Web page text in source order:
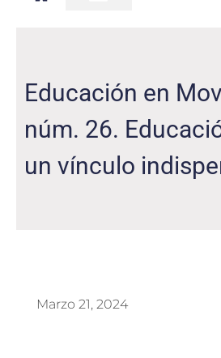
Educación en
núm. 26.
un vínculo
Marzo 21, 2024